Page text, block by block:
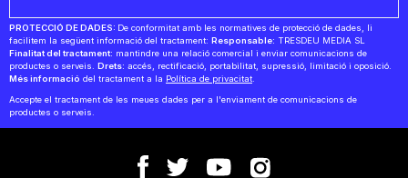
PROTECCIÓ DE DADES: De conformitat amb les normatives de protecció de dades, li
facilitem la següent informació del tractament: Responsable: TRESDEU MEDIA SL
Finalitat del tractament: mantindre una relació comercial i enviar comunicacions de
productes o serveis. Drets: accés, rectificació, portabilitat, supressió, limitació i oposició.
Més informació del tractament a la Política de privacitat
Accepte el tractament de les meues dades per a l'enviament de comunicacions de
productes o serveis.